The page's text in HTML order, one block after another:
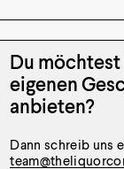
Du
eigenen
anbieten?
Dann schreib uns